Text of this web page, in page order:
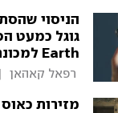
הניסוי
Earth למכונת פייק ניוז
רפאל קאהאן
מזירות